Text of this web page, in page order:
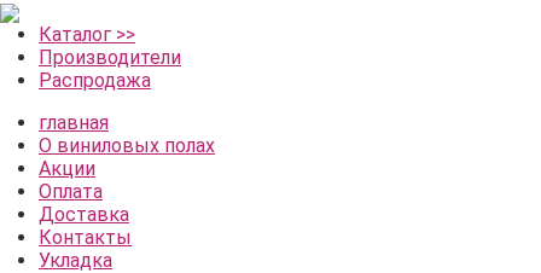
Каталог >>
Производители
Распродажа
главная
О виниловых полах
Акции
Оплата
Доставка
Контакты
Укладка